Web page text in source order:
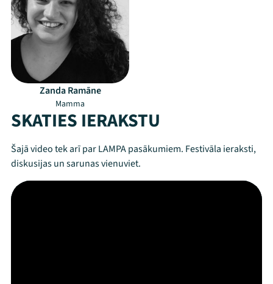
Mana programma
Zanda Ramāne
Mamma
SKATIES IERAKSTU
Šajā video tek arī par LAMPA pasākumiem. Festivāla ieraksti,
diskusijas un sarunas vienuviet.